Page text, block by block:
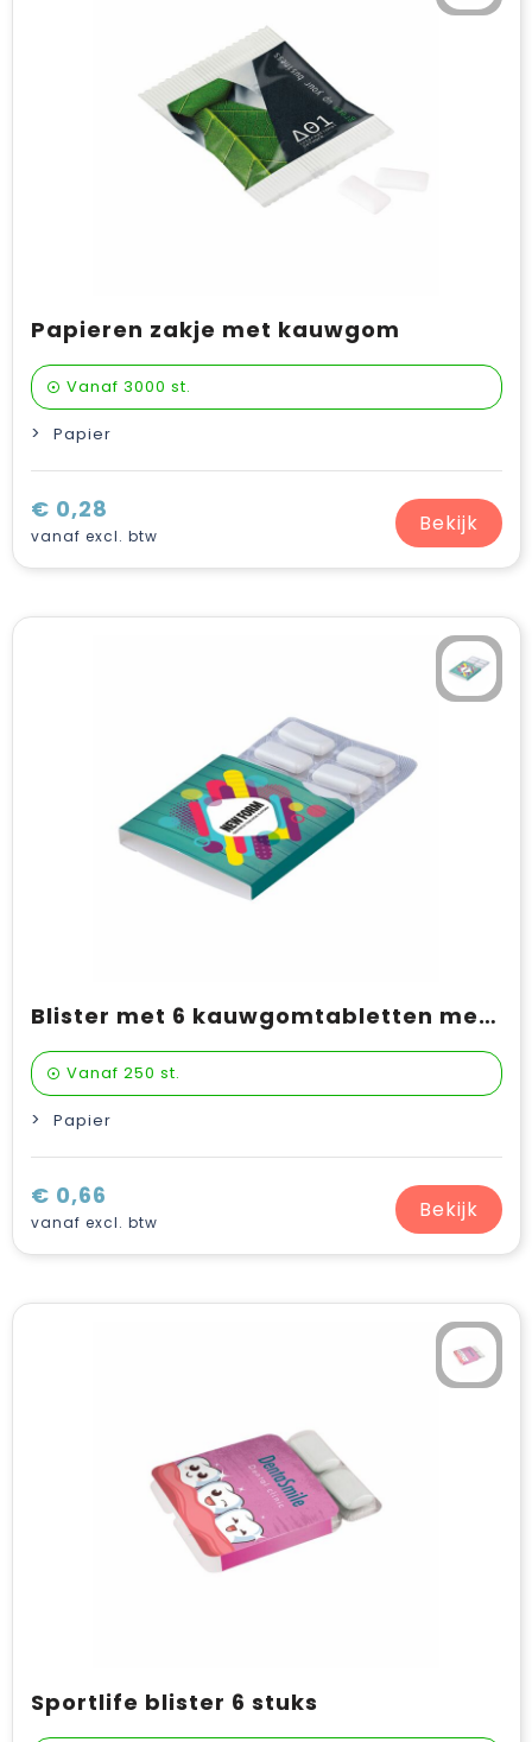
Verzorging & welness
Onderweg
Sinterklaas artikelen
Wijn, bier en proeverij
Papieren zakje met kauwgom
Vanaf 3000 st.
Papier
€ 0,28
vanaf excl. btw Bekijk
Blister met 6 kauwgomtabletten met Xylitol
Vanaf 250 st.
Papier
€ 0,66
vanaf excl. btw Bekijk
Sportlife blister 6 stuks